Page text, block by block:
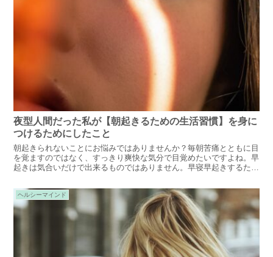
夜型人間だった私が【朝起きるための生活習慣】を身に
つけるためにしたこと
朝起きられないことにお悩みではありませんか？毎朝苦痛とともに目
を覚ますのではなく、すっきり爽快な気分で目覚めたいですよね。早
起きは気合いだけで出来るものではありません。早寝早起きするため
ヘルシーマインド